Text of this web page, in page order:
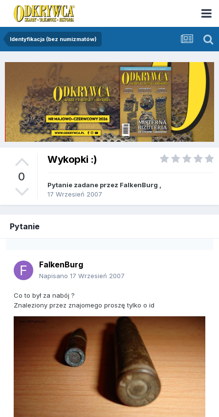
Identyfikacja (bez numizmatów)
0
Wykopki :)
Pytanie zadane przez FalkenBurg
17 Wrzesień 2007
Pytanie
FalkenBurg
Napisano 17 Wrzesień 2007
Co to był za nabój ?
Znaleziony przez znajomego proszę tylko o id